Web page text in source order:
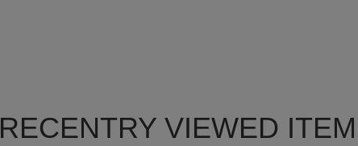
RECENTRY VIEWED ITEM